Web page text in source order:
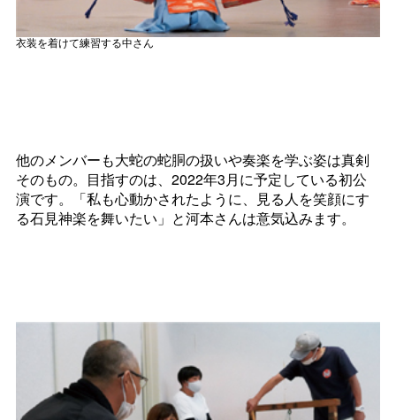
衣装を着けて練習する中さん
他のメンバーも大蛇の蛇胴の扱いや奏楽を学ぶ姿は真剣
そのもの。目指すのは、2022年3月に予定している初公
演です。「私も心動かされたように、見る人を笑顔にす
る石見神楽を舞いたい」と河本さんは意気込みます。